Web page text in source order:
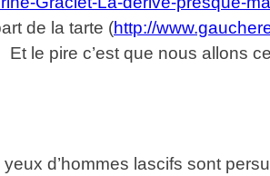
de la tarte (http://
Et le pire c’est que nous allons
d’hommes lascifs sont